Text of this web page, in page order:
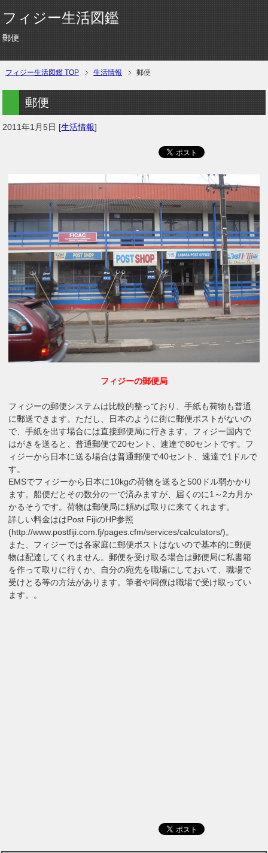
フィジー生活図鑑
郵便
フィジー生活図鑑 TOP 生活情報 郵便
郵便
2011年1月5日 [生活情報]
フィジーの郵便局
フィジーの郵便システムは比較的整っており、手紙も荷物も普通
に郵送できます。ただし、日本のように街に郵便ポストがないの
で、手紙を出す場合には直接郵便局に行きます。フィジー国内で
はがきを送ると、普通郵便で20セント、速達で80セントです。フ
ィジーから日本に送る場合は普通郵便で40セント、速達で1ドルで
す。
EMSでフィジーから日本に10kgの荷物を送ると500ドル弱かかり
ます。船便だとその数分の一で済みますが、届くのに1～2カ月か
かるそうです。荷物は郵便局に頼めば取りに来てくれます。
詳しい料金ははPost FijiのHP参照
(http://www.postfiji.com.fj/pages.cfm/services/calculators/)。
また、フィジーでは各家庭に郵便ポストはないので基本的に郵便
物は配達してくれません。郵便を受け取る場合は郵便局に私書箱
を作って取りに行くか、自分の宛先を職場にしておいて、職場で
受けとる等の方法があります。筆者や同僚は職場で受け取ってい
ます。。